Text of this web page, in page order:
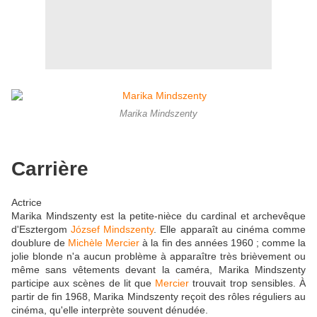
Marika Mindszenty
Carrière
Actrice
Marika Mindszenty est la petite-nièce du cardinal et archevêque
d'EsztergomJózsef Mindszenty. Elle apparaît au cinéma comme
doublure de Michèle Mercier à la fin des années 1960 ; comme la
jolie blonde n'a aucun problème à apparaître très brièvement ou
même sans vêtements devant la caméra, Marika Mindszenty
participe aux scènes de lit que Mercier trouvait trop sensibles. À
partir de fin 1968, Marika Mindszenty reçoit des rôles réguliers au
cinéma, qu'elle interprète souvent dénudée.